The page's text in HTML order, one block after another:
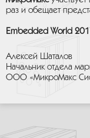
раз и обещает
Embedded World
Алексей Шаталов
Начальник отдела
ООО «МикроМакс